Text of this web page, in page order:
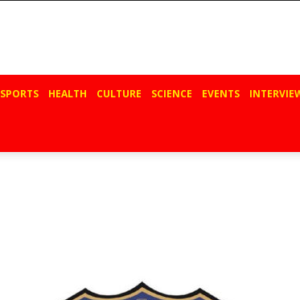
SPORTS HEALTH CULTURE SCIENCE EVENTS